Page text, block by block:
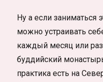
Ну а если заниматься
можно устраивать
каждый месяц или раз
буддийский
практика есть на